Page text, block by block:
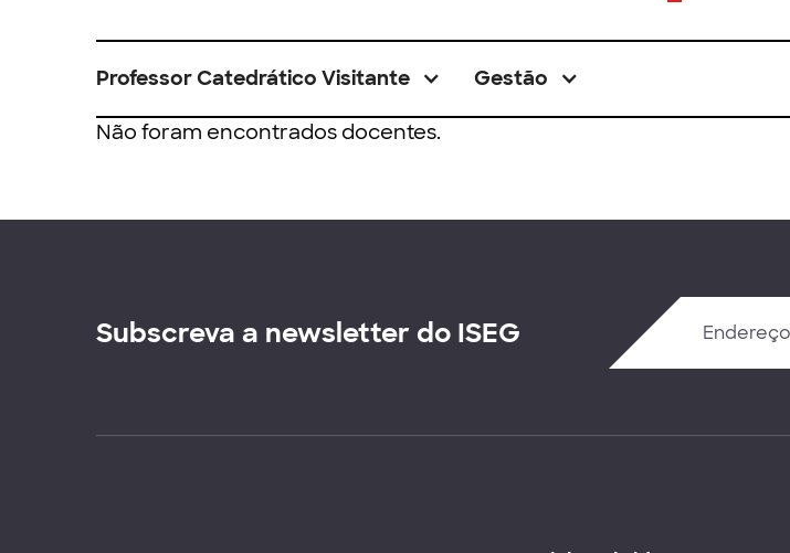
Professor Catedrático Visitante Gestão
Não foram encontrados docentes.
Subscreva a newsletter do ISEG